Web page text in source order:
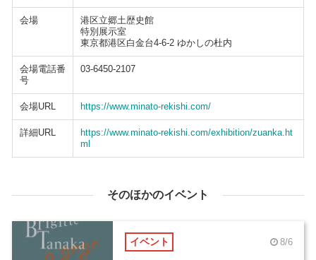
会場
港区立郷土歴史館
特別展示室
東京都港区白金台4-6-2 ゆかしの杜内
会場電話番
号
03-6450-2107
会場URL https://www.minato-rekishi.com/
詳細URL
https://www.minato-rekishi.com/exhibition/zuanka.ht
ml
そのほかのイベント
イベント 8/6